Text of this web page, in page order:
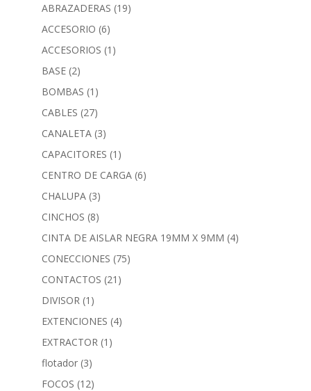
ABRAZADERAS (19)
ACCESORIO (6)
ACCESORIOS (1)
BASE (2)
BOMBAS (1)
CABLES (27)
CANALETA (3)
CAPACITORES (1)
CENTRO DE CARGA (6)
CHALUPA (3)
CINCHOS (8)
CINTA DE AISLAR NEGRA 19MM X 9MM (4)
CONECCIONES (75)
CONTACTOS (21)
DIVISOR (1)
EXTENCIONES (4)
EXTRACTOR (1)
flotador (3)
FOCOS (12)